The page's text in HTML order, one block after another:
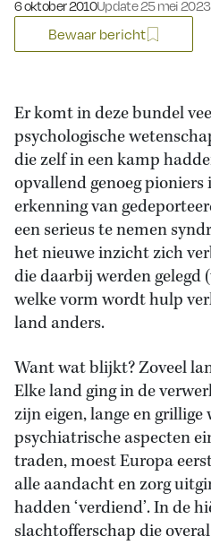
Gepubliceerd op:
6 oktober 2010Update 25 mei 2023
Bewaar bericht
Er komt in deze bundel
psychologische
die zelf in een kamp
opvallend genoeg pioniers
erkenning van
een serieus te nemen
het nieuwe inzicht zich
die daarbij werden gelegd
welke vorm wordt hulp
land anders.
Want wat blijkt? Zoveel
Elke land ging in de
zijn eigen, lange en grillige
psychiatrische aspecten
traden, moest Europa
alle aandacht en zorg
hadden ‘verdiend’. In de
slachtofferschap die